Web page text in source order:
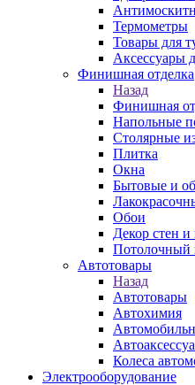
Термометры
Товары для
Аксессуары
Финишная отделка
Назад
Финишная
Напольные
Столярные
Плитка
Окна
Бытовые и
Обои
Декор стен и
Потолочный
Автотовары
Назад
Автотовары
Автохимия
Колеса
Электрооборудование